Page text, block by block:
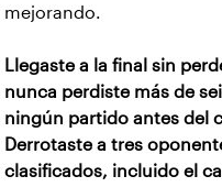
mejorando.
Llegaste a la final sin
nunca perdiste más de
ningún partido antes del
Derrotaste a tres
clasificados, incluido el